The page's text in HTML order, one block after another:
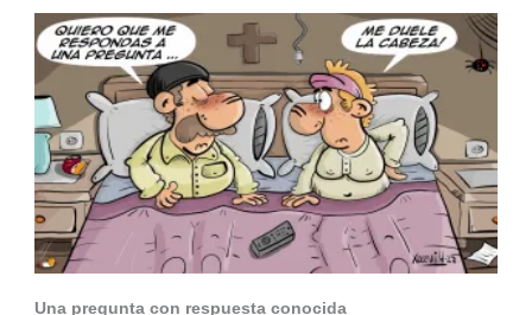
Una pregunta con respuesta conocida